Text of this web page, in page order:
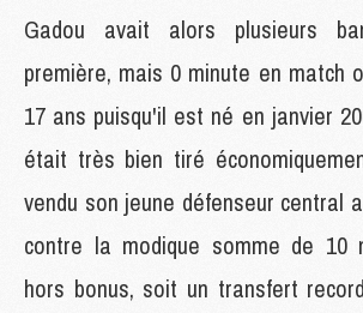
Gadou avait alors plusieurs
première, mais 0 minute en match
17 ans puisqu'il est né en janvier
était très bien tiré
vendu son jeune défenseur central
contre la modique somme de 10
hors bonus, soit un transfert